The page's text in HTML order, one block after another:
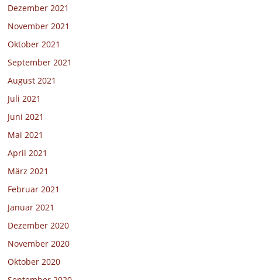
Dezember 2021
November 2021
Oktober 2021
September 2021
August 2021
Juli 2021
Juni 2021
Mai 2021
April 2021
März 2021
Februar 2021
Januar 2021
Dezember 2020
November 2020
Oktober 2020